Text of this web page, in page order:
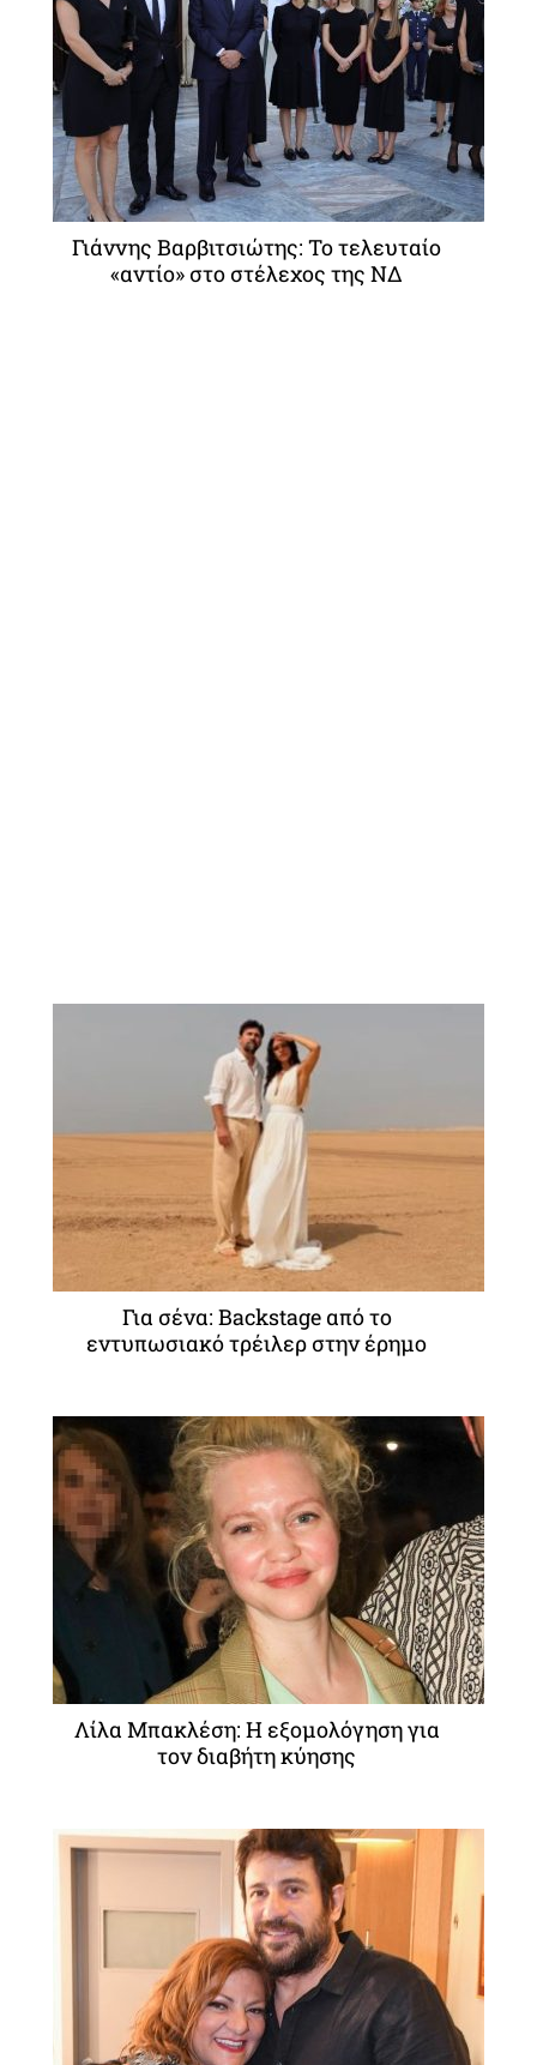
Γιάννης Βαρβιτσιώτης: Το τελευταίο
«αντίο» στο στέλεχος της ΝΔ
Για σένα: Backstage από το
εντυπωσιακό τρέιλερ στην έρημο
Λίλα Μπακλέση: Η εξομολόγηση για
τον διαβήτη κύησης